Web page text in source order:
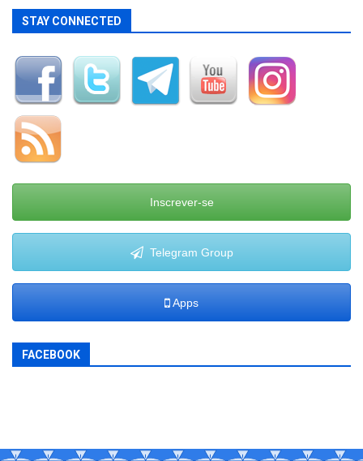
STAY CONNECTED
Inscrever-se
Telegram Group
Apps
FACEBOOK